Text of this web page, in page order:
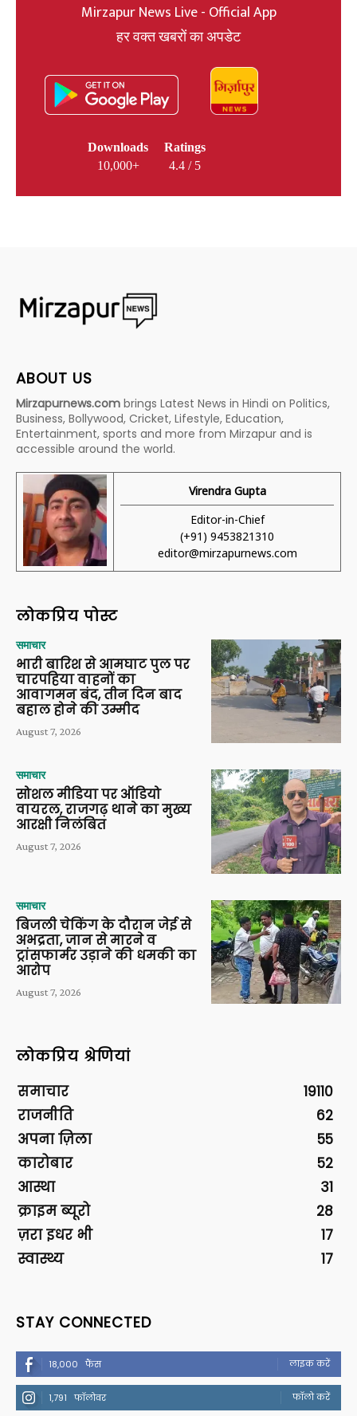
Mirzapur News Live - Official App
हर वक्त खबरों का अपडेट
Downloads
10,000+
Ratings
4.4 / 5
ABOUT US
Mirzapurnews.com brings Latest News in Hindi on Politics,
Business, Bollywood, Cricket, Lifestyle, Education,
Entertainment, sports and more from Mirzapur and is
accessible around the world.
Virendra Gupta
Editor-in-Chief
(+91) 9453821310
editor@mirzapurnews.com
लोकप्रिय पोस्ट
समाचार
भारी बारिश से आमघाट पुल पर
चारपहिया वाहनों का
आवागमन बंद, तीन दिन बाद
बहाल होने की उम्मीद
August 7, 2026
समाचार
सोशल मीडिया पर ऑडियो
वायरल, राजगढ़ थाने का मुख्य
आरक्षी निलंबित
August 7, 2026
समाचार
बिजली चेकिंग के दौरान जेई से
अभद्रता, जान से मारने व
ट्रांसफार्मर उड़ाने की धमकी का
आरोप
August 7, 2026
लोकप्रिय श्रेणियां
समाचार
19110
राजनीति
62
अपना ज़िला
55
कारोबार
52
आस्था
31
क्राइम ब्यूरो
28
ज़रा इधर भी
17
स्वास्थ्य
17
STAY CONNECTED
18,000 फैंस लाइक करें
1,791 फॉलोवर फॉलो करें